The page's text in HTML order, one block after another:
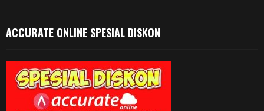
ACCURATE ONLINE SPESIAL DISKON